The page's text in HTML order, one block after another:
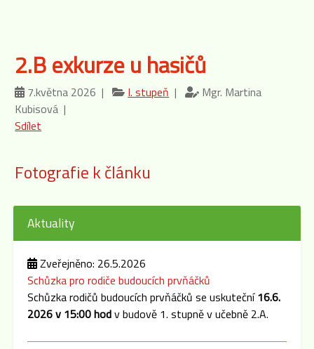
2.B exkurze u hasičů
7.května 2026 | I. stupeň |
Mgr. Martina
Kubisová |
Sdílet
Fotografie k článku
Aktuality
Zveřejněno: 26.5.2026
Schůzka pro rodiče budoucích prvňáčků
Schůzka rodičů budoucích prvňáčků se uskuteční16.6.
2026 v 15:00 hodv budově 1. stupně v učebně 2.A.